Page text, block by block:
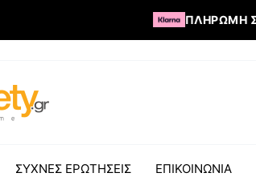
ΠΛΗΡΩΜΉ ΣΕ
ΣΥΧΝΕΣ ΕΡΩΤΗΣΕΙΣ ΕΠΙΚΟΙΝΩΝΙΑ